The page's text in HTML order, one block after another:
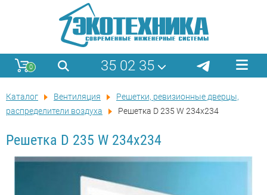
0 35 02 35
Каталог Вентиляция
Решетки, ревизионные дверцы,
распределители воздуха
Решетка D 235 W 234x234
Решетка D 235 W 234x234